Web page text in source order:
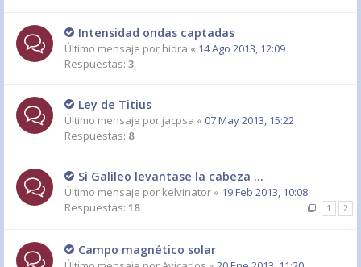
Intensidad ondas captadas
Último mensaje por hidra « 14 Ago 2013, 12:09
Respuestas: 3
Ley de Titius
Último mensaje por jacpsa « 07 May 2013, 15:22
Respuestas: 8
Si Galileo levantase la cabeza ...
Último mensaje por kelvinator « 19 Feb 2013, 10:08
Respuestas: 18 1 2
Campo magnético solar